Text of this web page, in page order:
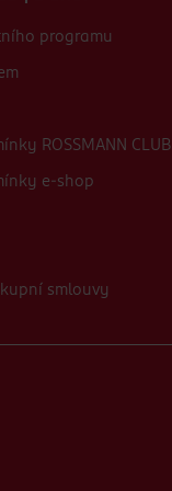
programu
ROSSMANN CLUB
e-shop
smlouvy